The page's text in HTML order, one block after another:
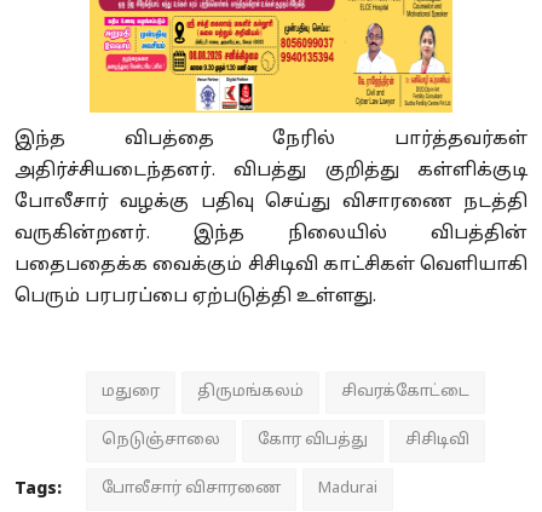
இந்த விபத்தை நேரில் பார்த்தவர்கள்
அதிர்ச்சியடைந்தனர். விபத்து குறித்து கள்ளிக்குடி
போலீசார் வழக்கு பதிவு செய்து விசாரணை நடத்தி
வருகின்றனர். இந்த நிலையில் விபத்தின்
பதைபதைக்க வைக்கும் சிசிடிவி காட்சிகள் வெளியாகி
பெரும் பரபரப்பை ஏற்படுத்தி உள்ளது.
Tags:
மதுரை திருமங்கலம் சிவரக்கோட்டை
நெடுஞ்சாலை கோர விபத்து சிசிடிவி
போலீசார் விசாரணை Madurai